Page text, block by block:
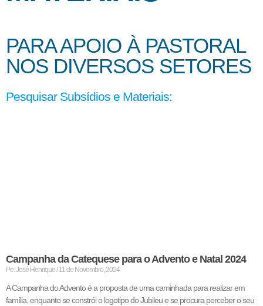
PARA APOIO À PASTORAL
NOS DIVERSOS SETORES
Pesquisar Subsídios e Materiais:
Campanha da Catequese para o Advento e Natal 2024
Pe. José Henrique 11 de Novembro, 2024
A Campanha do Advento é a proposta de uma caminhada para realizar em
família, enquanto se constrói o logotipo do Jubileu e se procura perceber o seu